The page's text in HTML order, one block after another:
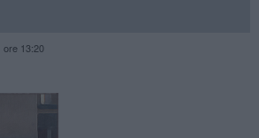
ore 13:20